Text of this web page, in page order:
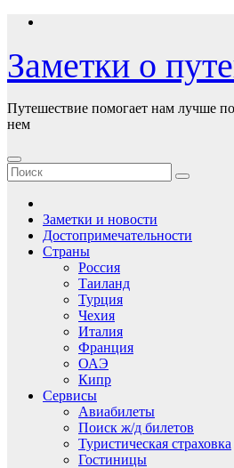
Перейти
содержимому
Заметки о
Путешествие помогает нам лучше
нем
Заметки и новости
Достопримечательности
Страны
Россия
Таиланд
Турция
Чехия
Италия
Франция
ОАЭ
Кипр
Сервисы
Авиабилеты
Поиск ж/д билетов
Туристическая страховка
Гостиницы